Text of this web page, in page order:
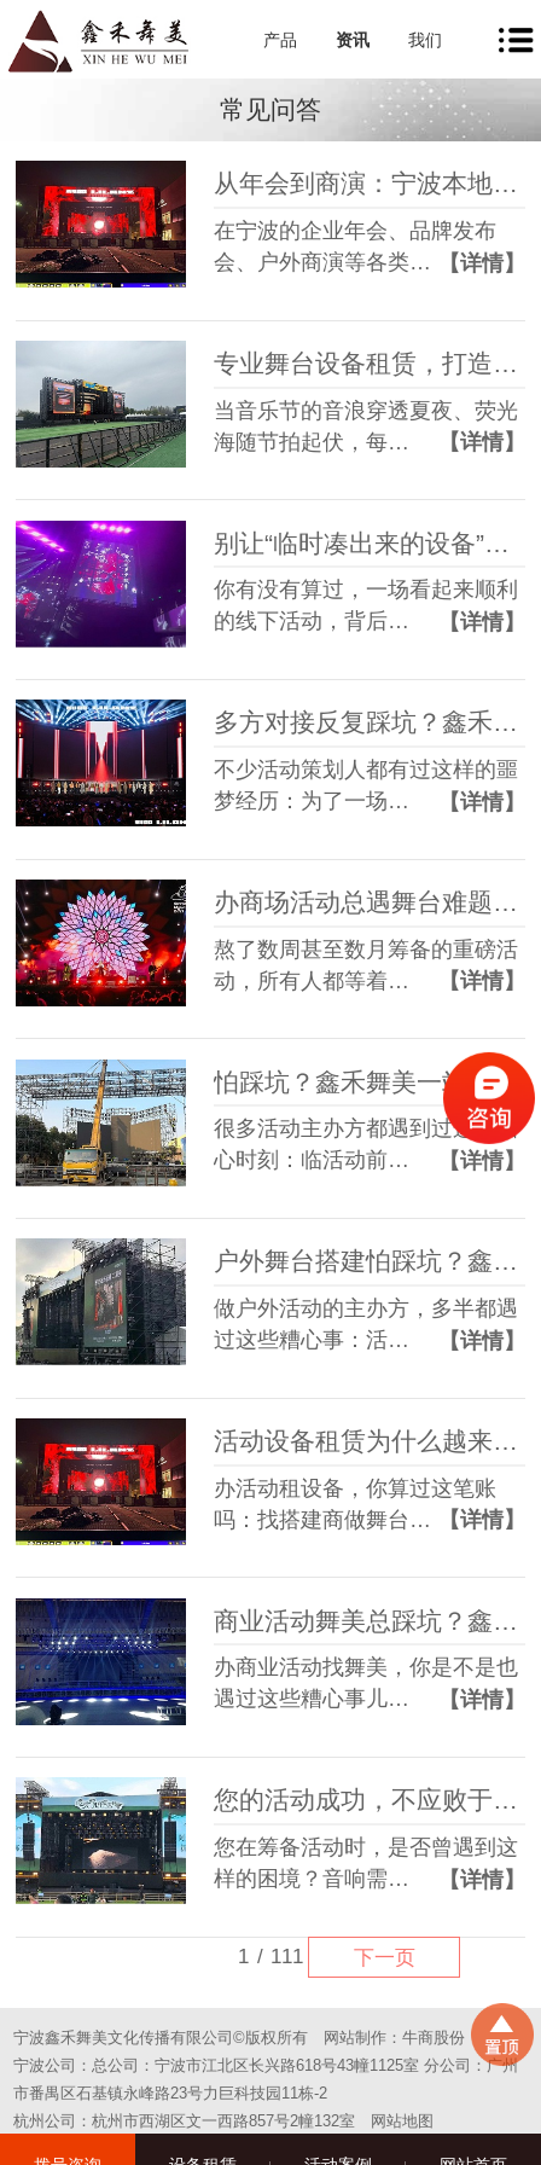
产品 资讯 我们
常见问答
从年会到商演：宁波本地舞美租赁如何让每一场活动都出彩
在宁波的企业年会、品牌发布
会、户外商演等各类…
【详情】
专业舞台设备租赁，打造沉浸式音乐节现场
当音乐节的音浪穿透夏夜、荧光
海随节拍起伏，每…
【详情】
你有没有算过，一场看起来顺利
的线下活动，背后…
【详情】
多方对接反复踩坑？鑫禾舞美一站式舞美服务让你少走90%弯路
不少活动策划人都有过这样的噩
梦经历：为了一场…
【详情】
办商场活动总遇舞台难题？鑫禾舞美一站式帮你解决
熬了数周甚至数月筹备的重磅活
动，所有人都等着…
【详情】
怕踩坑？鑫禾舞美一站式租赁搭建帮你省一半心
很多活动主办方都遇到过这些糟
心时刻：临活动前…
【详情】
户外舞台搭建怕踩坑？鑫禾舞美给你稳稳的保障
做户外活动的主办方，多半都遇
过这些糟心事：活…
【详情】
活动设备租赁为什么越来越多人选一站式？
办活动租设备，你算过这笔账
吗：找搭建商做舞台…
【详情】
商业活动舞美总踩坑？鑫禾一站式方案帮您避坑
办商业活动找舞美，你是不是也
遇过这些糟心事儿…
【详情】
您的活动成功，不应败于“拼凑”的舞台——选择一站式，选择省心
您在筹备活动时，是否曾遇到这
样的困境？音响需…
【详情】
1 / 111 下一页
宁波鑫禾舞美文化传播有限公司©版权所有 网站制作：牛商股份
宁波公司：总公司：宁波市江北区长兴路618号43幢1125室 分公司：广州
市番禺区石基镇永峰路23号力巨科技园11栋-2
杭州公司：杭州市西湖区文一西路857号2幢132室
网站地图